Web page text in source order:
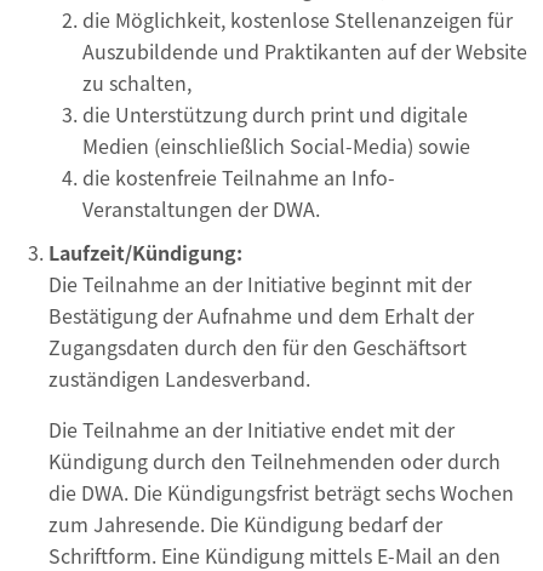
die Möglichkeit, kostenlose Stellenanzeigen für
Auszubildende und Praktikanten auf der Website
zu schalten,
die Unterstützung durch print und digitale
Medien (einschließlich Social-Media) sowie
die kostenfreie Teilnahme an Info-
Veranstaltungen der DWA.
Laufzeit/Kündigung:
Die Teilnahme an der Initiative beginnt mit der
Bestätigung der Aufnahme und dem Erhalt der
Zugangsdaten durch den für den Geschäftsort
zuständigen Landesverband.
Die Teilnahme an der Initiative endet mit der
Kündigung durch den Teilnehmenden oder durch
die DWA. Die Kündigungsfrist beträgt sechs Wochen
zum Jahresende. Die Kündigung bedarf der
Schriftform. Eine Kündigung mittels E-Mail an den